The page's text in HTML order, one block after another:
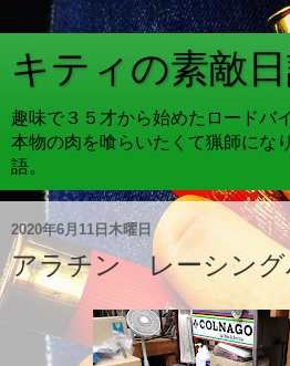
キティの素敵
趣味で３５才から始めたロードバ
本物の肉を喰らいたくて猟師にな
語。
2020年6月11日木曜日
アラチン レーシング